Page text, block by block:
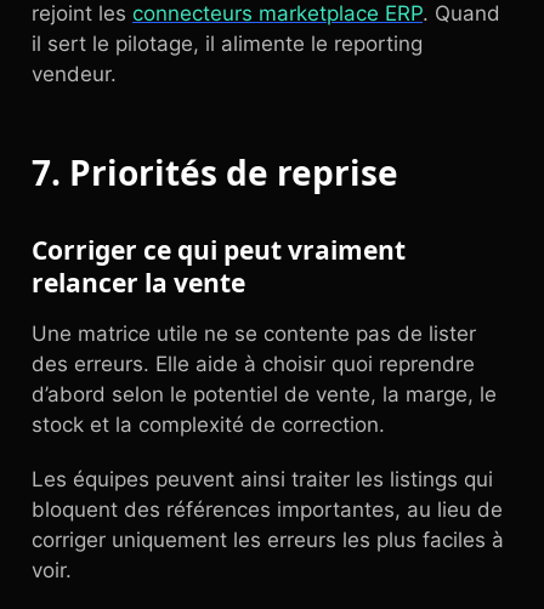
rejoint les connecteurs marketplace ERP. Quand
il sert le pilotage, il alimente le reporting
vendeur.
7. Priorités de reprise
Corriger ce qui peut vraiment
relancer la vente
Une matrice utile ne se contente pas de lister
des erreurs. Elle aide à choisir quoi reprendre
d’abord selon le potentiel de vente, la marge, le
stock et la complexité de correction.
Les équipes peuvent ainsi traiter les listings qui
bloquent des références importantes, au lieu de
corriger uniquement les erreurs les plus faciles à
voir.